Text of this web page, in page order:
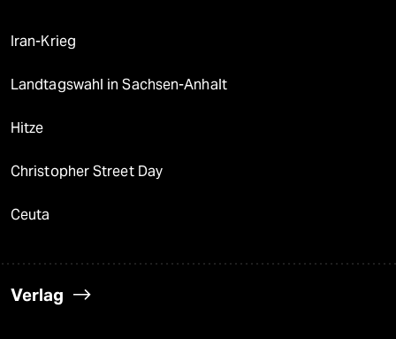
Iran-Krieg
Landtagswahl in Sachsen-Anhalt
Hitze
Christopher Street Day
Ceuta
Verlag